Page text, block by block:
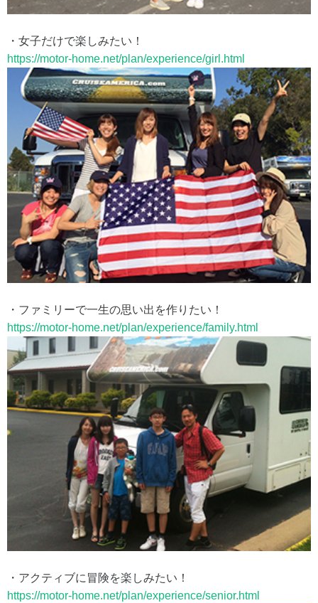
・女子だけで楽しみたい！
https://motor-home.net/plan/experience/girl.html
・ファミリーで一生の思い出を作りたい！
https://motor-home.net/plan/experience/family.html
・アクティブに冒険を楽しみたい！
https://motor-home.net/plan/experience/senior.html